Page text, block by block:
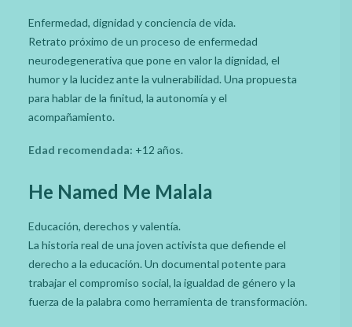
Enfermedad, dignidad y conciencia de vida.
Retrato próximo de un proceso de enfermedad
neurodegenerativa que pone en valor la dignidad, el
humor y la lucidez ante la vulnerabilidad. Una propuesta
para hablar de la finitud, la autonomía y el
acompañamiento.
Edad recomendada: +12 años.
He Named Me Malala
Educación, derechos y valentía.
La historia real de una joven activista que defiende el
derecho a la educación. Un documental potente para
trabajar el compromiso social, la igualdad de género y la
fuerza de la palabra como herramienta de transformación.